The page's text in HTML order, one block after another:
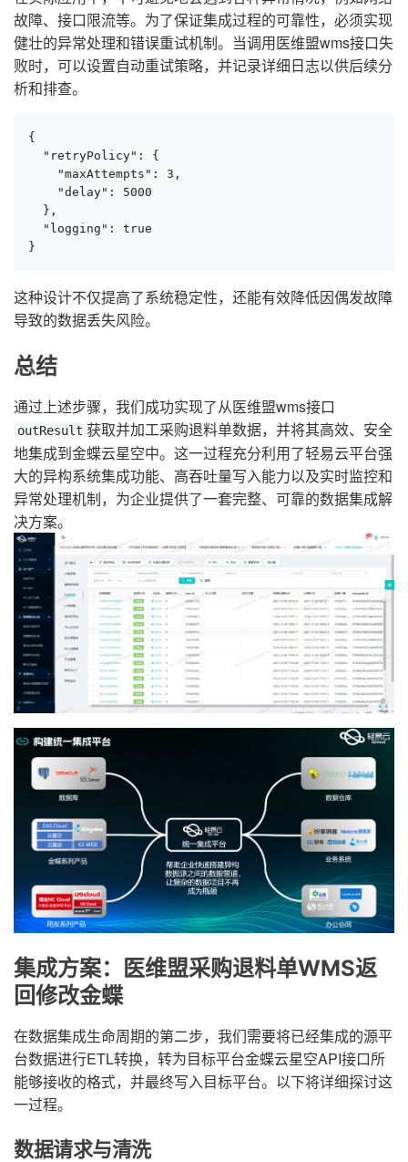
故障、接口限流等。为了保证集成过程的可靠性，必须实现
健壮的异常处理和错误重试机制。当调用医维盟wms接口失
败时，可以设置自动重试策略，并记录详细日志以供后续分
析和排查。
{
  "retryPolicy": {
    "maxAttempts": 3,
    "delay": 5000
  },
  "logging": true
}
这种设计不仅提高了系统稳定性，还能有效降低因偶发故障
导致的数据丢失风险。
总结
通过上述步骤，我们成功实现了从医维盟wms接口
outResult 获取并加工采购退料单数据，并将其高效、安全
地集成到金蝶云星空中。这一过程充分利用了轻易云平台强
大的异构系统集成功能、高吞吐量写入能力以及实时监控和
异常处理机制，为企业提供了一套完整、可靠的数据集成解
决方案。
集成方案：医维盟采购退料单WMS返
回修改金蝶
在数据集成生命周期的第二步，我们需要将已经集成的源平
台数据进行ETL转换，转为目标平台金蝶云星空API接口所
能够接收的格式，并最终写入目标平台。以下将详细探讨这
一过程。
数据请求与清洗